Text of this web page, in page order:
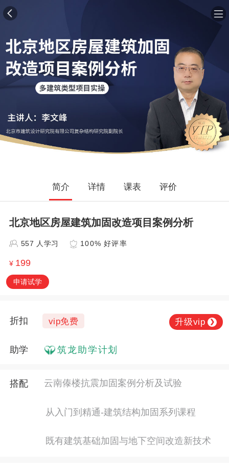
简介 详情 课表 评价
北京地区房屋建筑加固改造项目案例分析
557 人学习 100% 好评率
¥ 199
申请试学
折扣 vip免费 升级vip ❯
助学 筑龙助学计划
搭配 云南傣楼抗震加固案例分析及试验
从入门到精通-建筑结构加固系列课程
既有建筑基础加固与地下空间改造新技术